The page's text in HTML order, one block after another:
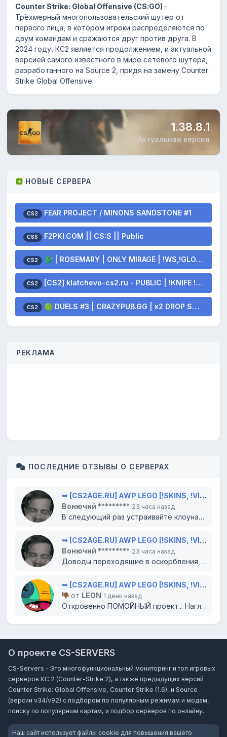
Counter Strike: Global Offensive (CS:GO) -
Трёхмерный многопользовательский шутер от
первого лица, в котором игроки распределяются по
двум командам и сражаются друг против друга. В
2024 году, КС2 является продолжением, и актуальной
версией самого известного в мире сетевого шутера,
разработанного на Source 2, придя на замену Counter
Strike Global Offensive.
1.38.8.1
Актуальная версия
НОВЫЕ СЕРВЕРА
CS2 FEAR PROJECT / MINONS SANDSTONE #1
CSS F2PKI.COM || CS:S || Public
CS2 🐉 | ROSEMARY | ONLY MIRAGE | !WS,!GLOVES,!KNIFE 🐲
CS2 [CS2] klatchevo-cs2.ru - PUBLIC | !KNIFE !SKINS
CS2 🟢 DUELS #3 | CRAZYPUB.GG | x2 DROP SKINS
РЕКЛАМА
ПОСЛЕДНИЕ ОТЗЫВЫ О СЕРВЕРАХ
➥ [CS2AGE.RU] AWP LEGO [!SKINS, !VIP, !LVL]
Вонючий ********* 23 часа назад
В следующий раз устраивайте клоунаду в цирке, там вам и место. Всего доброго...
➥ [CS2AGE.RU] AWP LEGO [!SKINS, !VIP, !LVL]
Вонючий ********* 23 часа назад
Доводы переходящие в оскорбления, попытки очернить проект словами вырванными из контекста?...
➥ [CS2AGE.RU] AWP LEGO [!SKINS, !VIP, !LVL]
от LEON 1 день назад
Откровенно ПОМОЙНЫЙ проект... Наглухо отбитый создатель не слушает доводы, а банит (как МЕ...
О проекте CS-SERVERS
CS-Servers - Это многофункциональный мониторинг и топ игровых
серверов КС 2 (Counter-Strike 2), а также предыдущих версий
Counter Strike: Global Offensive, Counter Strike (1.6), и Source
(версии v34/v92) с подбором по популярным режимам и модам,
поиску по популярным картам, и подбор серверов по онлайну.
Наш сайт использует файлы cookie для повышения вашего